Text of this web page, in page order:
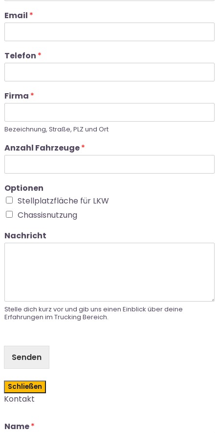
Email *
Telefon *
Firma *
Bezeichnung, Straße, PLZ und Ort
Anzahl Fahrzeuge*
Optionen
Stellplatzfläche für LKW
Chassisnutzung
Nachricht
Stelle dich kurz vor und gib uns einen Einblick über deine
Erfahrungen im Trucking Bereich.
Senden
Schließen
Kontakt
Name*